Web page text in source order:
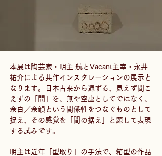
本展は陶芸家・明主 航とVacant主宰・永井
祐介による共作インスタレーションの展示と
なります。日本古来から通ずる、見えず聞こ
えずの「間」を、無や空虚としてではなく、
余白／余韻という関係性をつなぐものとして
捉え、その感覚を「間の据え」と題して表現
する試みです。
明主は近年「型取り」の手法で、箱型の作品